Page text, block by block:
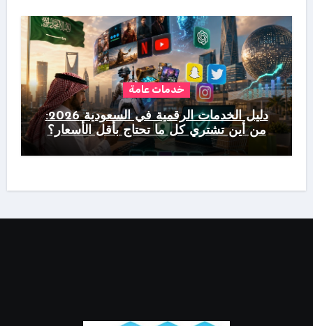
خدمات عامة
دليل الخدمات الرقمية في السعودية 2026:
من أين تشتري كل ما تحتاج بأقل الأسعار؟